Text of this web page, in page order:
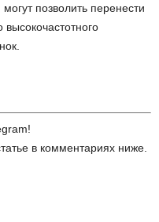
позволить перенести
в комментариях ниже.